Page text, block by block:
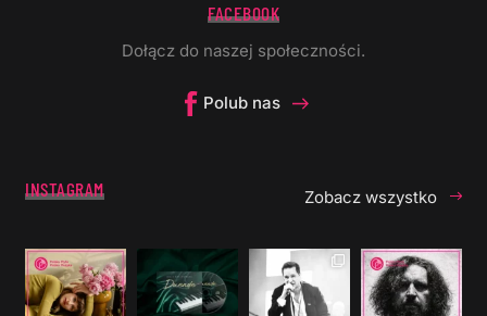
FACEBOOK
Dołącz do naszej społeczności.
Polub nas
INSTAGRAM Zobacz wszystko